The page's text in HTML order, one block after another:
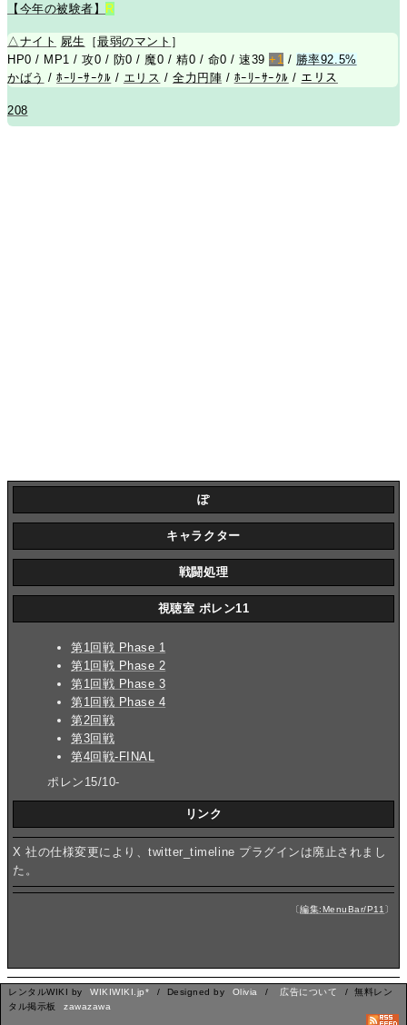
【今年の被験者】 R
△ ナイト 屍生 ［最弱のマント ］
HP0 / MP1 / 攻0 / 防0 / 魔0 / 精0 / 命0 / 速39+1 / 勝率92.5%
かばう /ﾎｰﾘｰｻｰｸﾙ / エリス / 全力円陣 / ﾎｰﾘｰｻｰｸﾙ / エリス
208
ぽ
キャラクター
戦闘処理
視聴室 ポレン11
第1回戦 Phase 1
第1回戦 Phase 2
第1回戦 Phase 3
第1回戦 Phase 4
第2回戦
第3回戦
第4回戦-FINAL
ポレン15/10-
リンク
X 社の仕様変更により、twitter_timeline プラグインは廃止されまし
た。
〔編集:MenuBar/P11 〕
レンタルWIKI by WIKIWIKI.jp* / Designed by Olivia / 広告について
/ 無料レン
タル掲示板
zawazawa